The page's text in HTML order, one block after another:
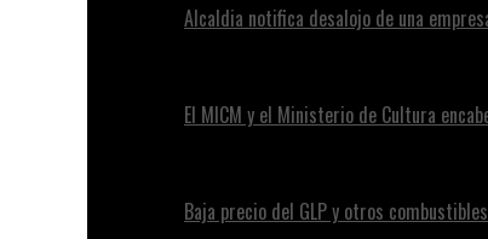
Alcaldia notifica desalojo de una
El MICM y el Ministerio de Cultura
Baja precio del GLP y otros